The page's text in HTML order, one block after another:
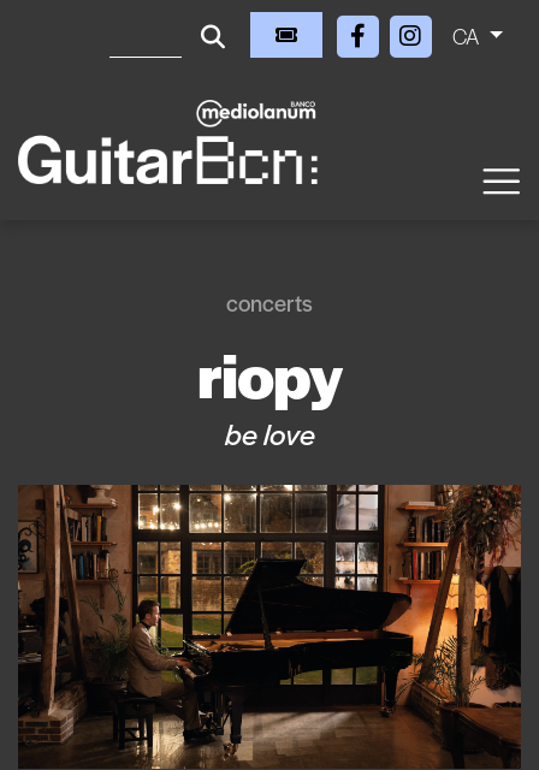
CA
concerts
riopy
be love